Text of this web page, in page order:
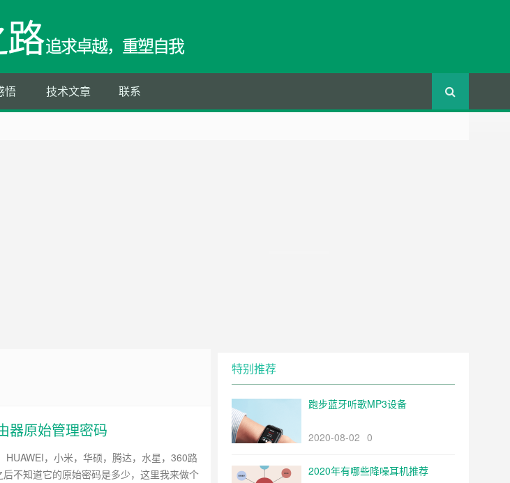
路追求卓越，重塑自我
悟 技术文章 联系
器原始管理密码
，小米，华硕，腾达，水星，360路
不知道它的原始密码是多少，这里我来做个
特别推荐
跑步蓝牙听歌MP3设备
2020-08-02 0
2020年有哪些降噪耳机推荐